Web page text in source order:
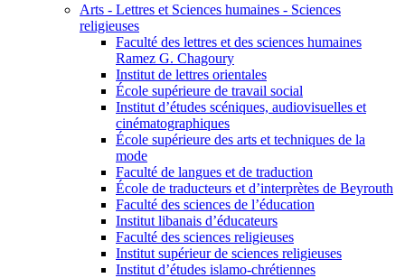
Arts - Lettres et Sciences humaines - Sciences
religieuses
Faculté des lettres et des sciences humaines
Ramez G. Chagoury
Institut de lettres orientales
École supérieure de travail social
Institut d’études scéniques, audiovisuelles et
cinématographiques
École supérieure des arts et techniques de la
mode
Faculté de langues et de traduction
École de traducteurs et d’interprètes de Beyrouth
Faculté des sciences de l’éducation
Institut libanais d’éducateurs
Faculté des sciences religieuses
Institut supérieur de sciences religieuses
Institut d’études islamo-chrétiennes